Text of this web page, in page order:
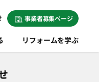
事業者募集ページ
リフォームを学ぶ